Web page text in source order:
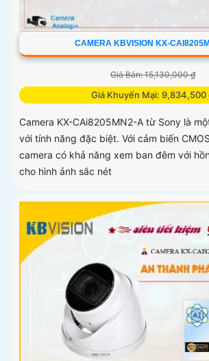
CAMERA KBVISION KX-
Giá Bán: 15,130,000 ₫
Giá Khuyến Mại: 9,834,500
Camera KX-CAi8205MN2-A từ Sony là
với tính năng đặc biệt. Với cảm biến
camera có khả năng xem ban đêm với
cho hình ảnh sắc nét